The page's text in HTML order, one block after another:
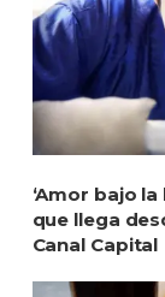
‘Amor bajo
que llega
Canal Capital